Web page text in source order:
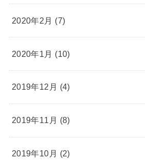
2020年2月 (7)
2020年1月 (10)
2019年12月 (4)
2019年11月 (8)
2019年10月 (2)